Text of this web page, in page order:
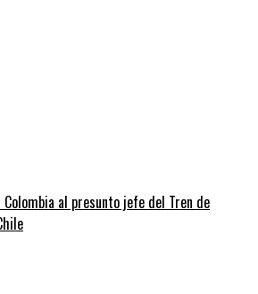
Colombia al presunto jefe del Tren de